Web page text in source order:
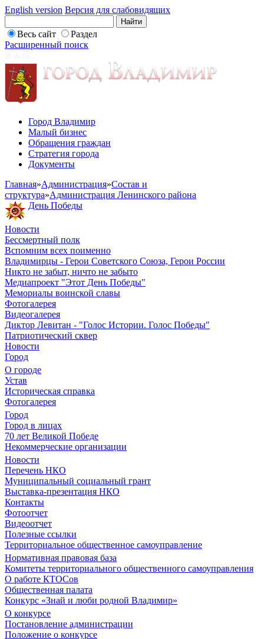
English version Версия для слабовидящих
Весь сайт
Раздел
Расширенный поиск
Город Владимир
Малый бизнес
Обращения граждан
Стратегия города
Документы
Главная»Администрация»Состав и
структура»Администрация Ленинского района
День Победы
Новости
Бессмертный полк
Вспомним всех поименно
Владимирцы - Герои Советского Союза, Герои России
Никто не забыт, ничто не забыто
Медиапроект "Этот День Победы"
Мемориалы воинской славы
Фотогалерея
Видеогалерея
Диктор Левитан - "Голос Истории. Голос Победы"
Патриотический сквер
Новости
Город
О городе
Устав
Историческая справка
Фотогалерея
Город
Город в лицах
70 лет Великой Победе
Некоммерческие организации
Новости
Перечень НКО
Муниципальный социальный грант
Выставка-презентация НКО
Контакты
Фотоотчет
Видеоотчет
Полезные ссылки
Территориальное общественное самоуправление
Нормативная правовая база
Комитеты территориального общественного самоуправления
О работе КТОСов
Общественная палата
Конкурс «Знай и люби родной Владимир»
О конкурсе
Постановление администрации
Положение о конкурсе